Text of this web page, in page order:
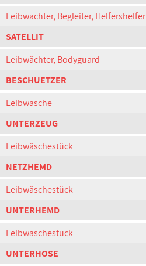
Leibwächter, Begleiter, Helfershelfer
SATELLIT
Leibwächter, Bodyguard
BESCHUETZER
Leibwäsche
UNTERZEUG
Leibwäschestück
NETZHEMD
Leibwäschestück
UNTERHEMD
Leibwäschestück
UNTERHOSE